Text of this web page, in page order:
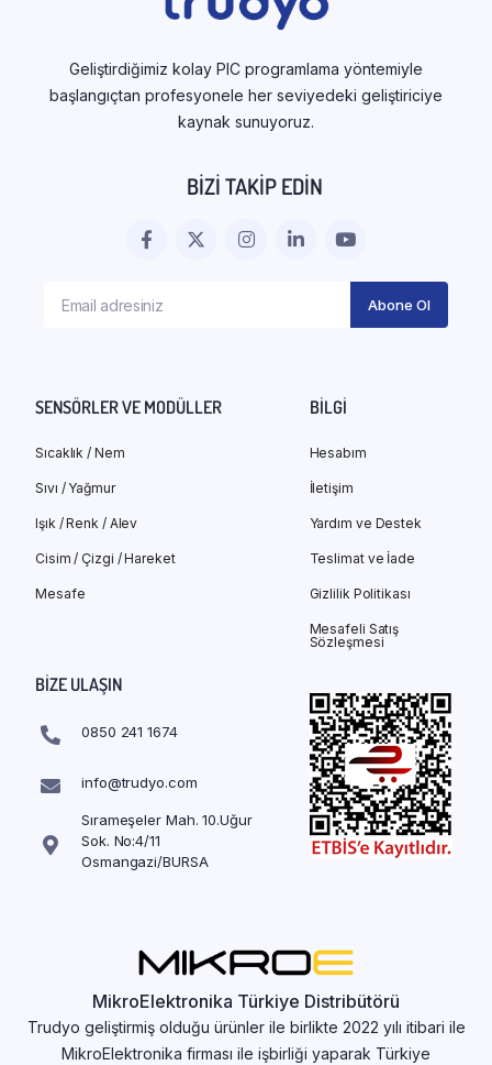
Geliştirdiğimiz kolay PIC programlama yöntemiyle
başlangıçtan profesyonele her seviyedeki geliştiriciye
kaynak sunuyoruz.
BIZI TAKIP EDIN
SENSÖRLER VE MODÜLLER
Sıcaklık / Nem
Sıvı / Yağmur
Işık / Renk / Alev
Cisim / Çizgi / Hareket
Mesafe
BILGI
Hesabım
İletişim
Yardım ve Destek
Teslimat ve İade
Gizlilik Politikası
Mesafeli Satış
Sözleşmesi
BIZE ULAŞIN
0850 241 1674
info@trudyo.com
Sırameşeler Mah. 10.Uğur
Sok. No:4/11
Osmangazi/BURSA
MikroElektronika Türkiye Distribütörü
Trudyo geliştirmiş olduğu ürünler ile birlikte 2022 yılı itibari ile
MikroElektronika firması ile işbirliği yaparak Türkiye